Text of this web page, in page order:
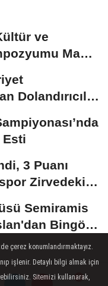
ve
Mayıs
Dolandırıcılık
Esti
3 Puanı
Zirvedeki
Semiramis
Bingöl
çerez konumlandırmaktayız.
işlenir. Detaylı bilgi almak için
Sitemizi kullanarak,